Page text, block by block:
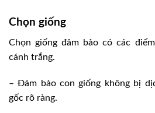
Chọn giống
Chọn giống đảm bảo có các
cánh trắng.
– Ðảm bảo con giống không bị
gốc rõ ràng.